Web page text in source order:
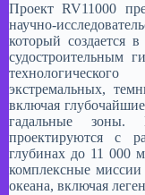
Проект RV11000
научно-
который создается
судостроительным
экстремальных,
включая
гадальные
проектируются с
глубинах до 11 000
комплексные
океана, включая